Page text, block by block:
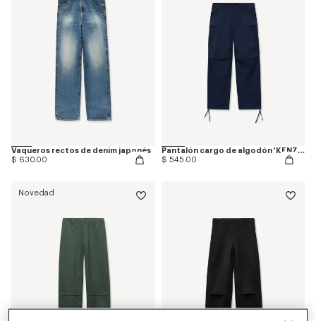
Vaqueros rectos de denim japonés
$ 630.00
Pantalón cargo de algodón 'KENZO Varsity'
$ 545.00
Novedad